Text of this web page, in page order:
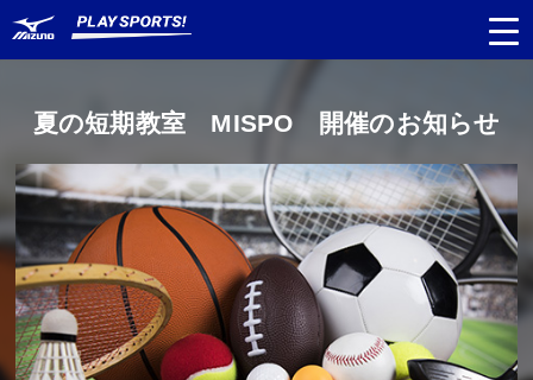
都道府県 から探す
種目 から探す
日程から探す
夏の短期教室 MISPO 開催のお知らせ